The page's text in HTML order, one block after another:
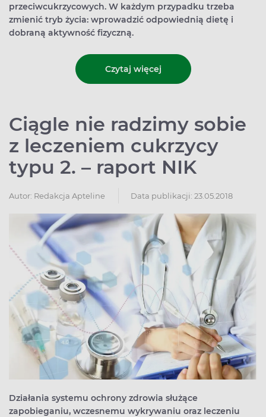
przeciwcukrzycowych. W każdym przypadku trzeba
zmienić tryb życia: wprowadzić odpowiednią dietę i
dobraną aktywność fizyczną.
Czytaj więcej
Ciągle nie radzimy sobie
z leczeniem cukrzycy
typu 2. – raport NIK
Autor: Redakcja Apteline Data publikacji: 23.05.2018
Działania systemu ochrony zdrowia służące
zapobieganiu, wczesnemu wykrywaniu oraz leczeniu